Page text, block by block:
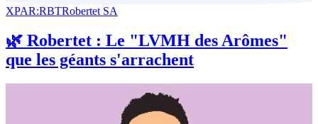
XPAR:RBTRobertet SA
🌿 Robertet : Le "LVMH des Arômes"
que les géants s'arrachent